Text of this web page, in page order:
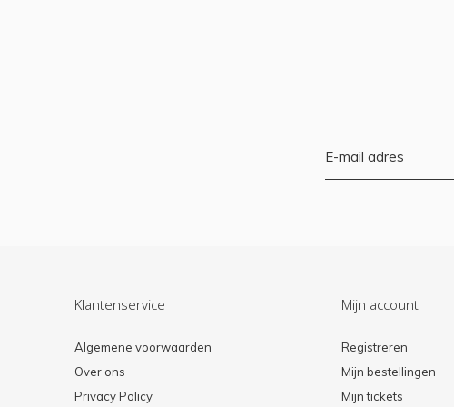
Klantenservice
Algemene voorwaarden
Over ons
Privacy Policy
Mijn account
Registreren
Mijn bestellingen
Mijn tickets